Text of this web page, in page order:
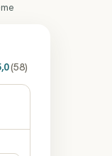
(58)